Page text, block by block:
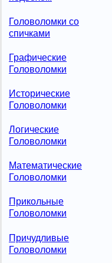
Головоломки со
спичками
Графические
Головоломки
Исторические
Головоломки
Логические
Головоломки
Математические
Головоломки
Прикольные
Головоломки
Причудливые
Головоломки